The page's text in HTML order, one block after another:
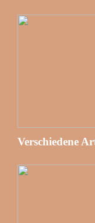
Verschiedene